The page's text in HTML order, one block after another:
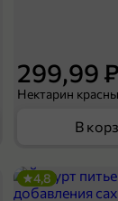
299,99 ₽
Нектарин
В
4,8